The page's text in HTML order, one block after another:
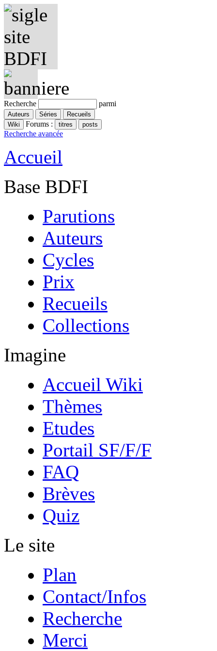
Recherche parmi
Forums :
Recherche avancée
Accueil
Base BDFI
Parutions
Auteurs
Cycles
Prix
Recueils
Collections
Imagine
Accueil Wiki
Thèmes
Etudes
Portail SF/F/F
FAQ
Brèves
Quiz
Le site
Plan
Contact/Infos
Recherche
Merci